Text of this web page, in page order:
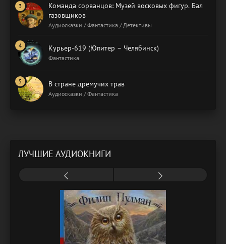
Команда сорванцов: Музей восковых фигур. Бал
газовщиков
Аудиосказки / Фантастика / Детективы
Курьер-619 (Юпитер – Челябинск)
Фантастика
В стране дремучих трав
Аудиосказки / Фантастика
ЛУЧШИЕ АУДИОКНИГИ